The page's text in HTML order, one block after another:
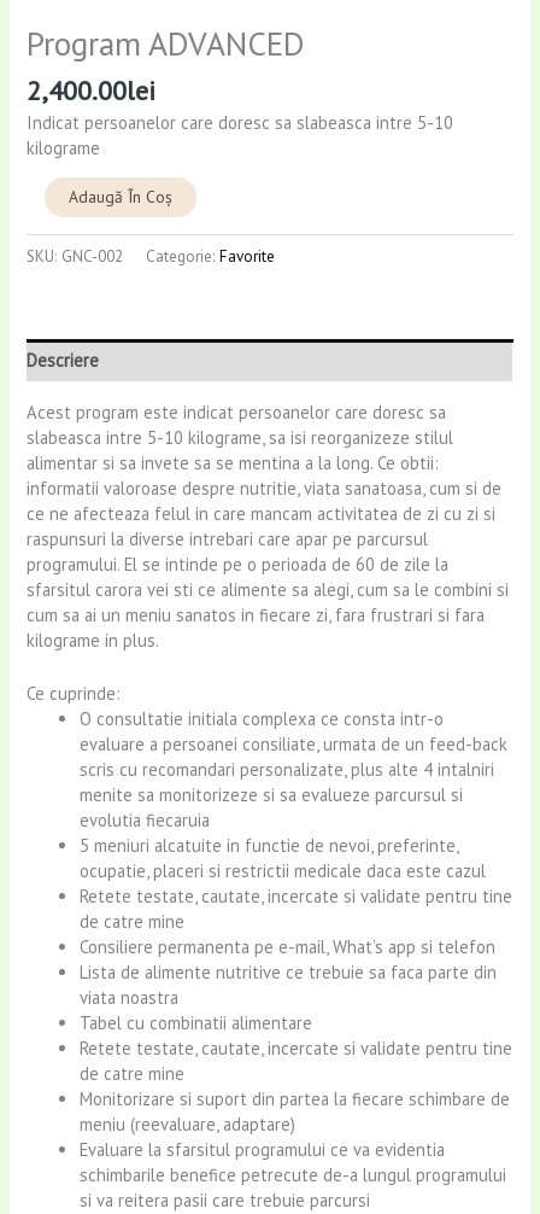
Program ADVANCED
2,400.00lei
Indicat persoanelor care doresc sa slabeasca intre 5-10
kilograme
Adaugă În Coș
SKU: GNC-002 Categorie:Favorite
Descriere
Acest program este indicat persoanelor care doresc sa
slabeasca intre 5-10 kilograme, sa isi reorganizeze stilul
alimentar si sa invete sa se mentina a la long. Ce obtii:
informatii valoroase despre nutritie, viata sanatoasa, cum si de
ce ne afecteaza felul in care mancam activitatea de zi cu zi si
raspunsuri la diverse intrebari care apar pe parcursul
programului. El se intinde pe o perioada de 60 de zile la
sfarsitul carora vei sti ce alimente sa alegi, cum sa le combini si
cum sa ai un meniu sanatos in fiecare zi, fara frustrari si fara
kilograme in plus.
Ce cuprinde:
O consultatie initiala complexa ce consta intr-o
evaluare a persoanei consiliate, urmata de un feed-back
scris cu recomandari personalizate, plus alte 4 intalniri
menite sa monitorizeze si sa evalueze parcursul si
evolutia fiecaruia
5 meniuri alcatuite in functie de nevoi, preferinte,
ocupatie, placeri si restrictii medicale daca este cazul
Retete testate, cautate, incercate si validate pentru tine
de catre mine
Consiliere permanenta pe e-mail, What’s app si telefon
Lista de alimente nutritive ce trebuie sa faca parte din
viata noastra
Tabel cu combinatii alimentare
Retete testate, cautate, incercate si validate pentru tine
de catre mine
Monitorizare si suport din partea la fiecare schimbare de
meniu (reevaluare, adaptare)
Evaluare la sfarsitul programului ce va evidentia
schimbarile benefice petrecute de-a lungul programului
si va reitera pasii care trebuie parcursi